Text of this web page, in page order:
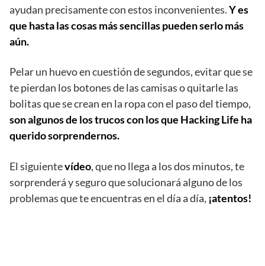
ayudan precisamente con estos inconvenientes.Y es
que hasta las cosas más sencillas pueden serlo más
aún.
Pelar un huevo en cuestión de segundos, evitar que se
te pierdan los botones de las camisas o quitarle las
bolitas que se crean en la ropa con el paso del tiempo,
son algunos de los trucos con los que Hacking Life ha
querido sorprendernos.
El siguientevídeo, que no llega a los dos minutos, te
sorprenderá y seguro que solucionará alguno de los
problemas que te encuentras en el día a día, ¡atentos!